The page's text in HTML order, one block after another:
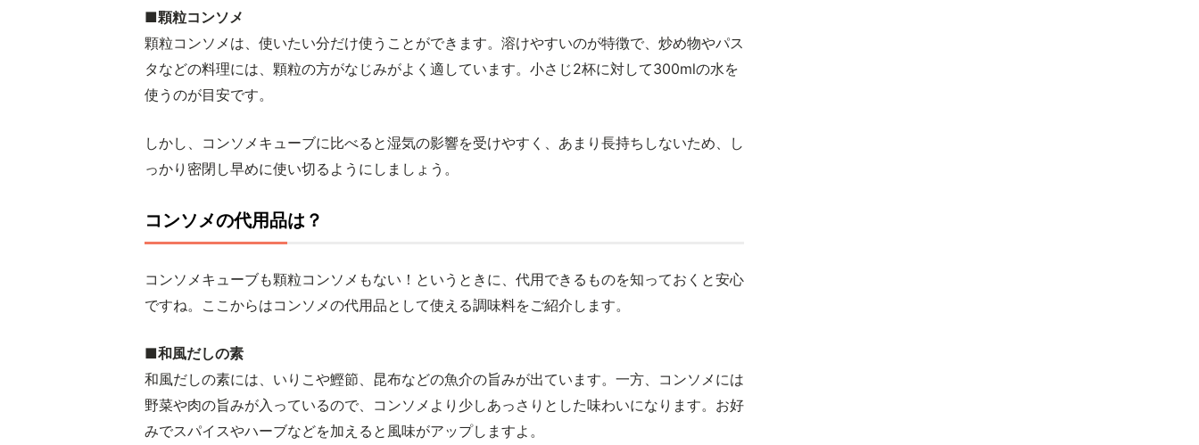
■顆粒コンソメ
顆粒コンソメは、使いたい分だけ使うことができます。溶けやすいのが特徴で、炒め物やパス
タなどの料理には、顆粒の方がなじみがよく適しています。小さじ2杯に対して300mlの水を
使うのが目安です。
しかし、コンソメキューブに比べると湿気の影響を受けやすく、あまり長持ちしないため、し
っかり密閉し早めに使い切るようにしましょう。
コンソメの代用品は？
コンソメキューブも顆粒コンソメもない！というときに、代用できるものを知っておくと安心
ですね。ここからはコンソメの代用品として使える調味料をご紹介します。
■和風だしの素
和風だしの素には、いりこや鰹節、昆布などの魚介の旨みが出ています。一方、コンソメには
野菜や肉の旨みが入っているので、コンソメより少しあっさりとした味わいになります。お好
みでスパイスやハーブなどを加えると風味がアップしますよ。